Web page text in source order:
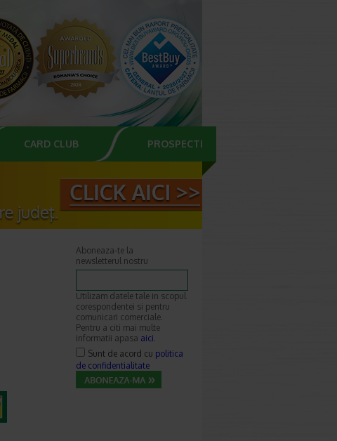
CARD CLUB PROSPECTE
Aboneaza-te la
newsletterul nostru
Utilizam datele tale in scopul
corespondentei si pentru
comunicari comerciale.
Pentru a citi mai multe
informatii apasa aici.
Sunt de acord cu politica
de confidentialitate